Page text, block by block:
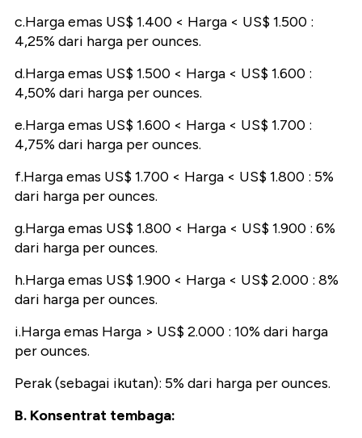
c.Harga emas US$ 1.400 < Harga < US$ 1.500 :
4,25% dari harga per ounces.
d.Harga emas US$ 1.500 < Harga < US$ 1.600 :
4,50% dari harga per ounces.
e.Harga emas US$ 1.600 < Harga < US$ 1.700 :
4,75% dari harga per ounces.
f.Harga emas US$ 1.700 < Harga < US$ 1.800 : 5%
dari harga per ounces.
g.Harga emas US$ 1.800 < Harga < US$ 1.900 : 6%
dari harga per ounces.
h.Harga emas US$ 1.900 < Harga < US$ 2.000 : 8%
dari harga per ounces.
i.Harga emas Harga > US$ 2.000 : 10% dari harga
per ounces.
Perak (sebagai ikutan): 5% dari harga per ounces.
B. Konsentrat tembaga: